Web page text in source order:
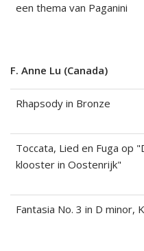
een thema van Paganini
F. Anne Lu (Canada)
Rhapsody in Bronze
Toccata, Lied en Fuga op
klooster in Oostenrijk"
Fantasia No. 3 in D minor,